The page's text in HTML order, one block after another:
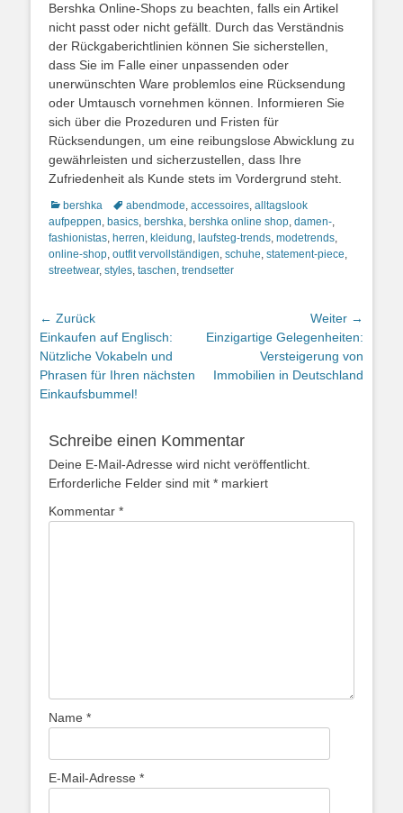
Bershka Online-Shops zu beachten, falls ein Artikel
nicht passt oder nicht gefällt. Durch das Verständnis
der Rückgaberichtlinien können Sie sicherstellen,
dass Sie im Falle einer unpassenden oder
unerwünschten Ware problemlos eine Rücksendung
oder Umtausch vornehmen können. Informieren Sie
sich über die Prozeduren und Fristen für
Rücksendungen, um eine reibungslose Abwicklung zu
gewährleisten und sicherzustellen, dass Ihre
Zufriedenheit als Kunde stets im Vordergrund steht.
Kategorien
bershka Schlagworte
abendmode, accessoires, alltagslook
aufpeppen, basics, bershka, bershka online shop, damen-,
fashionistas, herren, kleidung, laufsteg-trends, modetrends,
online-shop, outfit vervollständigen, schuhe, statement-piece,
streetwear, styles, taschen, trendsetter
Beitragsnavigation
← Zurück
Vorheriger
Beitrag:
Einkaufen auf Englisch:
Nützliche Vokabeln und
Phrasen für Ihren nächsten
Einkaufsbummel!
Weiter →
Nächster
Einzigartige Gelegenheiten:
Versteigerung von
Immobilien in Deutschland
Schreibe einen Kommentar
Deine E-Mail-Adresse wird nicht veröffentlicht.
Erforderliche Felder sind mit * markiert
Kommentar *
Name *
E-Mail-Adresse *